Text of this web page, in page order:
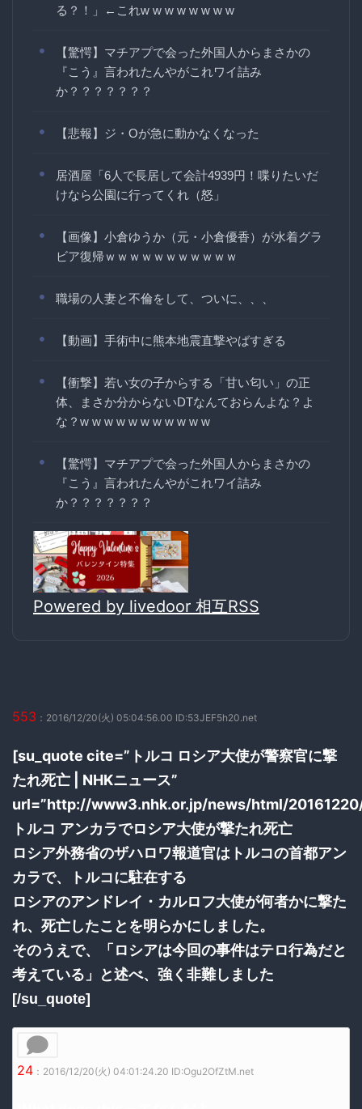
る？！」←これw w w w w w w w
【驚愕】マチアプで会った外国人からまさかの
『こう』言われたんやがこれワイ詰み
か？？？？？？？
【悲報】ジ・Oが急に動かなくなった
居酒屋「6人で長居して会計4939円！喋りたいだ
けなら公園に行ってくれ（怒」
【画像】小倉ゆうか（元・小倉優香）が水着グラ
ビア復帰ｗｗｗｗｗｗｗｗｗｗｗ
職場の人妻と不倫をして、ついに、、、
【動画】手術中に熊本地震直撃やばすぎる
【衝撃】若い女の子からする「甘い匂い」の正
体、まさか分からないDTなんておらんよな？よ
な？w w w w w w w w w w w
【驚愕】マチアプで会った外国人からまさかの
『こう』言われたんやがこれワイ詰み
か？？？？？？？
Powered by livedoor 相互RSS
553 ：2016/12/20(火) 05:04:56.00 ID:53JEF5h20.net
[su_quote cite=”トルコ ロシア大使が警察官に撃
たれ死亡 | NHKニュース”
url=”http://www3.nhk.or.jp/news/html/
トルコ アンカラでロシア大使が撃たれ死亡
ロシア外務省のザハロワ報道官はトルコの首都アン
カラで、トルコに駐在する
ロシアのアンドレイ・カルロフ大使が何者かに撃た
れ、死亡したことを明らかにしました。
そのうえで、「ロシアは今回の事件はテロ行為だと
考えている」と述べ、強く非難しました
[/su_quote]
24 ：2016/12/20(火) 04:01:24.20 ID:Ogu2OfZtM.net